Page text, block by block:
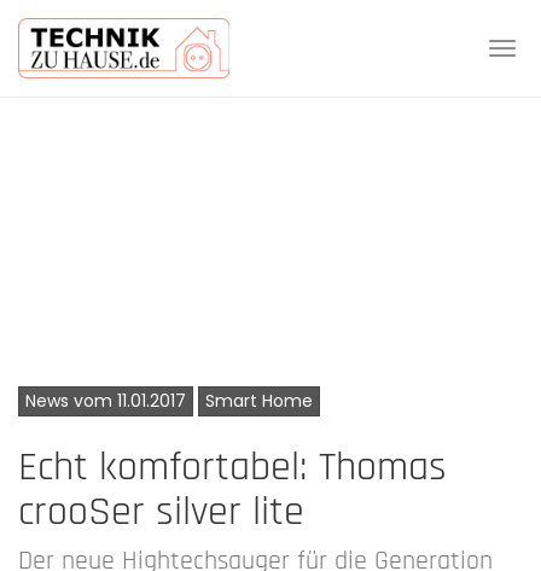
News vom 11.01.2017 Smart Home
Echt komfortabel: Thomas
crooSer silver lite
Der neue Hightechsauger für die Generation